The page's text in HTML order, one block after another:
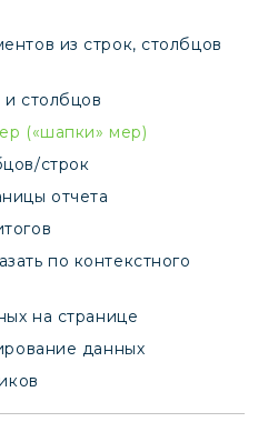
из строк, столбцов
столбцов
(«шапки» мер)
строк
отчета
по контекстного
на странице
данных